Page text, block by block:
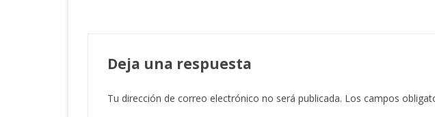
Deja una respuesta
Tu dirección de correo electrónico no será publicada. Los campos